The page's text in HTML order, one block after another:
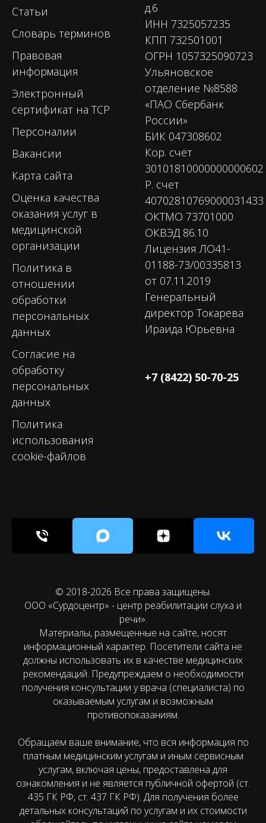
Статьи
Словарь терминов
Правовая
информация
Электронный
сертификат на ТСР
Персоналии
Вакансии
Карта сайта
Оценка качества
оказания услуг в
медицинской
организации
Политика в
отношении
обработки
персональных
данных
Согласие на
обработку
персональных
данных
Политика
использования
cookie-файлов
д.6
ИНН 7325057235
КПП 732501001
ОГРН 1057325090723
Ульяновское
отделение №8588
«ПАО Сбербанк
России»
БИК 047308602
Кор. счет
30101810000000000602
Р. счет
40702810769000031433
ОКТМО 73701000
ОКВЭД 86.10
Лицензия ЛО41-
01188-73/00335813
от 07.11.2019
Генеральный
директор Токарева
Ираида Юрьевна
+7 (8422) 50-70-25
© 2018-2026 Все права защищены.
ООО «Сурдоцентр» - центр реабилитации слуха и
речи».
Материалы, размещенные на сайте, носят
информационный характер. Посетители сайта не
должны использовать их в качестве медицинских
рекомендаций. Предупреждаем о необходимости
получения консультации у врача (специалиста) по
оказываемым услугам и возможным
противопоказаниям.
Обращаем ваше внимание, что вся информация по
платным медицинским услугам и иным сервисным
услугам, включая цены, предоставлена для
ознакомления и не является публичной офертой (ст.
435 ГК РФ, cт. 437 ГК РФ). Для получения более
детальных консультаций по услугам и их стоимости